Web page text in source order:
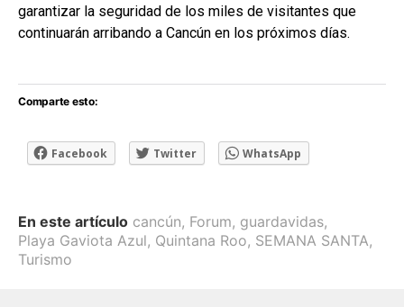
garantizar la seguridad de los miles de visitantes que
continuarán arribando a Cancún en los próximos días.
Comparte esto:
Facebook Twitter WhatsApp
En este artículo cancún, Forum, guardavidas,
Playa Gaviota Azul, Quintana Roo, SEMANA SANTA,
Turismo